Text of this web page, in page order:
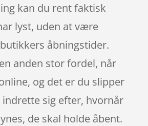
kan du rent faktisk
lyst, uden at være
åbningstider.
anden stor fordel, når
og det er du slipper
sig efter, hvornår
de skal holde åbent.